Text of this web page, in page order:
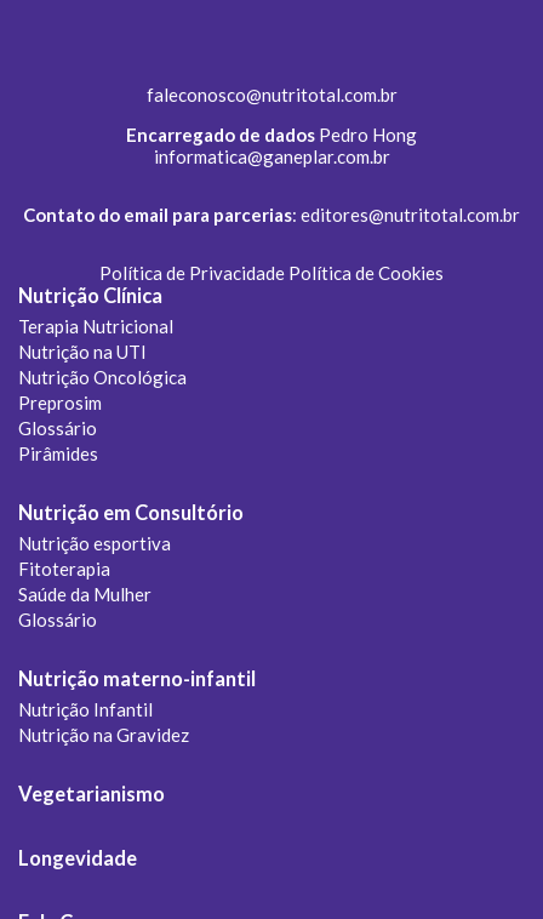
faleconosco@nutritotal.com.br
Encarregado de dados Pedro Hong
informatica@ganeplar.com.br
Contato do email para parcerias: editores@nutritotal.com.br
Política de Privacidade Política de Cookies
Nutrição Clínica
Terapia Nutricional
Nutrição na UTI
Nutrição Oncológica
Preprosim
Glossário
Pirâmides
Nutrição em Consultório
Nutrição esportiva
Fitoterapia
Saúde da Mulher
Glossário
Nutrição materno-infantil
Nutrição Infantil
Nutrição na Gravidez
Vegetarianismo
Longevidade